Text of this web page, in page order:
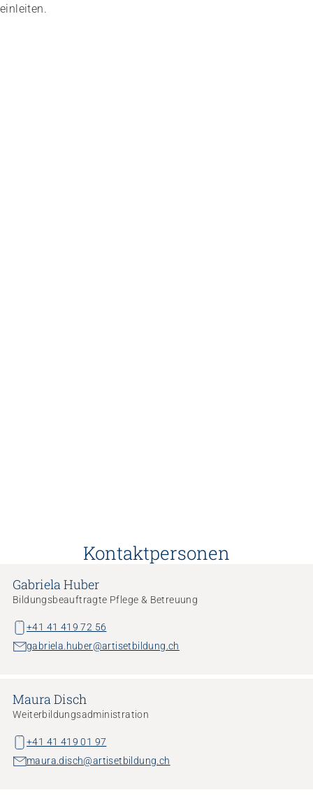
einleiten.
Kontaktpersonen
Gabriela Huber
Bildungsbeauftragte Pflege & Betreuung
+41 41 419 72 56
gabriela.huber@artisetbildung.ch
Maura Disch
Weiterbildungsadministration
+41 41 419 01 97
maura.disch@artisetbildung.ch